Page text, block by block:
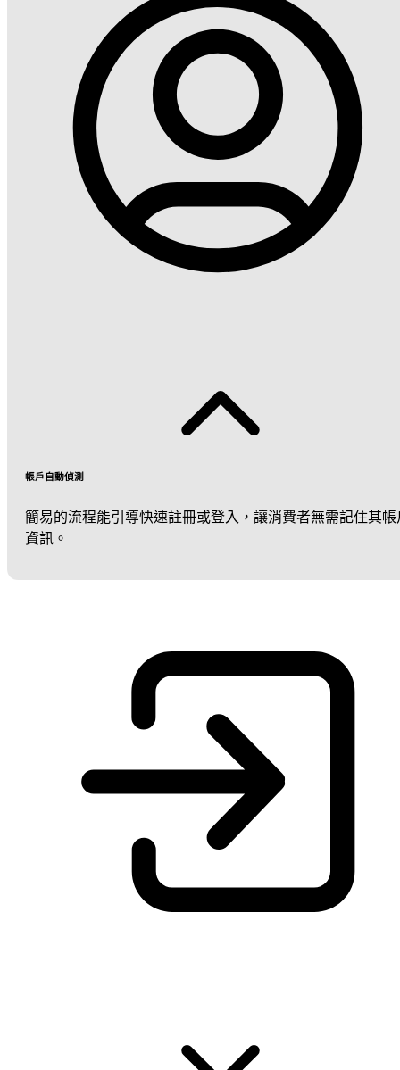
帳戶自動偵測
簡易的流程能引導快速註冊或登入，讓消費者無需記住其帳
資訊。